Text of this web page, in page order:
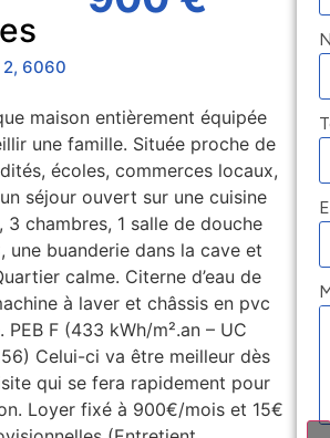
2, 6060
maison entièrement équipée
une famille. Située proche de
écoles, commerces locaux,
séjour ouvert sur une cuisine
3 chambres, 1 salle de douche
une buanderie dans la cave et
calme. Citerne d’eau de
à laver et châssis en pvc
F (433 kWh/m².an – UC
Celui-ci va être meilleur dès
qui se fera rapidement pour
Loyer fixé à 900€/mois et 15€